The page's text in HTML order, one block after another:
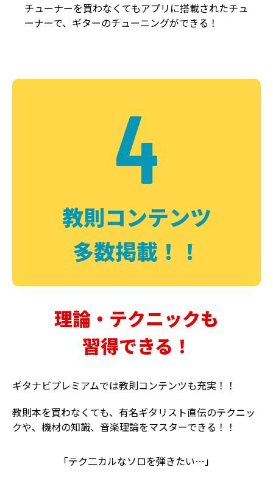
チューナーを買わなくてもアプリに搭載されたチュ
ーナーで、ギターのチューニングができる！
4
教則コンテンツ
多数掲載！！
理論・テクニックも
習得できる！
ギタナビプレミアムでは教則コンテンツも充実！！
教則本を買わなくても、有名ギタリスト直伝のテクニッ
クや、機材の知識、音楽理論をマスターできる！！
「テク二カルなソロを弾きたい…」